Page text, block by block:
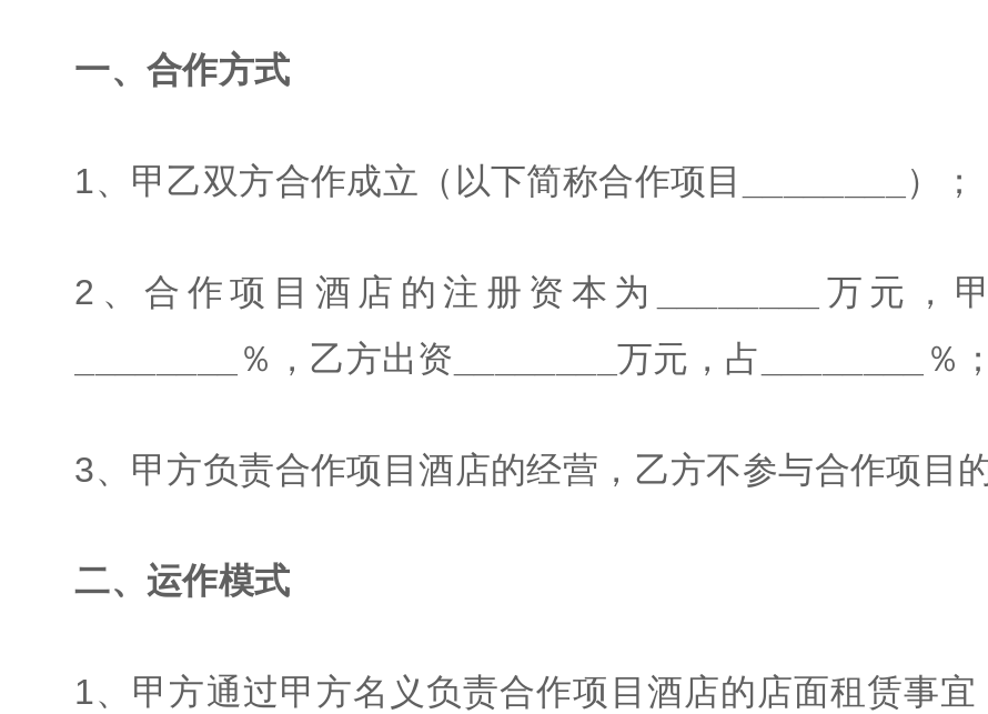
一、合作方式
1、甲乙双方合作成立（以下简称合作项目 ）；
2、合作项目酒店的注册资本为 万元，
％，乙方出资 万元，占 ％；
3、甲方负责合作项目酒店的经营，乙方不参与合作项目
二、运作模式
1、甲方通过甲方名义负责合作项目酒店的店面租赁事